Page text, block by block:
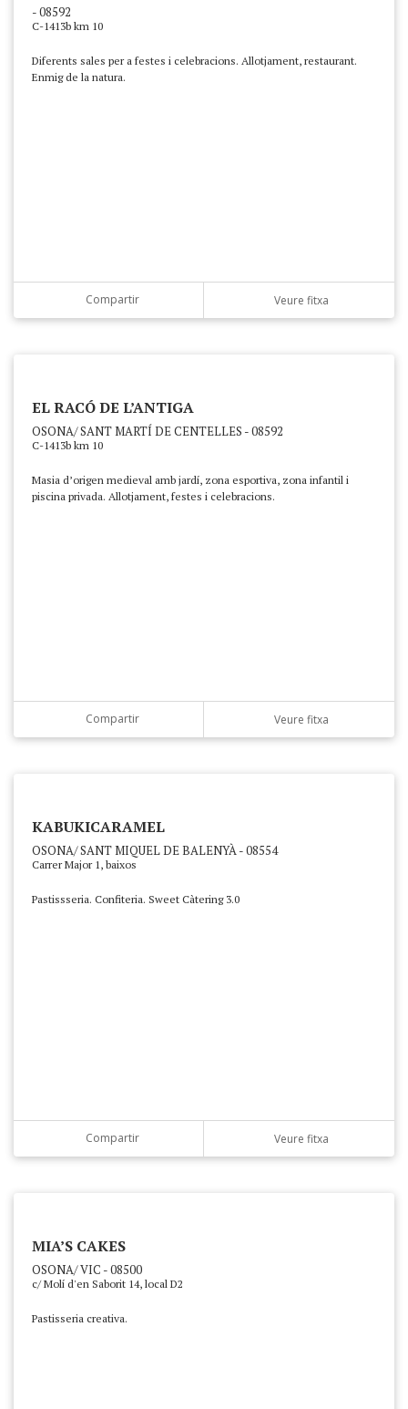
- 08592
C-1413b km 10
Diferents sales per a festes i celebracions. Allotjament, restaurant.
Enmig de la natura.
Compartir Veure fitxa
EL RACÓ DE L’ANTIGA
OSONA/ SANT MARTÍ DE CENTELLES - 08592
C-1413b km 10
Masia d’origen medieval amb jardí, zona esportiva, zona infantil i
piscina privada. Allotjament, festes i celebracions.
Compartir Veure fitxa
KABUKICARAMEL
OSONA/ SANT MIQUEL DE BALENYÀ - 08554
Carrer Major 1, baixos
Pastissseria. Confiteria. Sweet Càtering 3.0
Compartir Veure fitxa
MIA’S CAKES
OSONA/ VIC - 08500
c/ Molí d'en Saborit 14, local D2
Pastisseria creativa.